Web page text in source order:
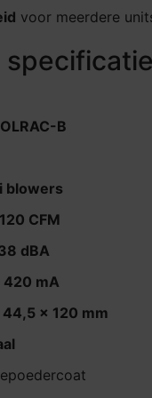
voor meerdere
B
blowers
120 CFM
dBA
420 mA
× 120 mm